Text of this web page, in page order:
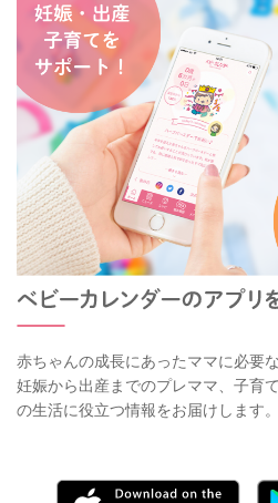
赤ちゃんの成長にあったママに必要
妊娠から出産までのプレママ、子育
の生活に役立つ情報をお届けします。